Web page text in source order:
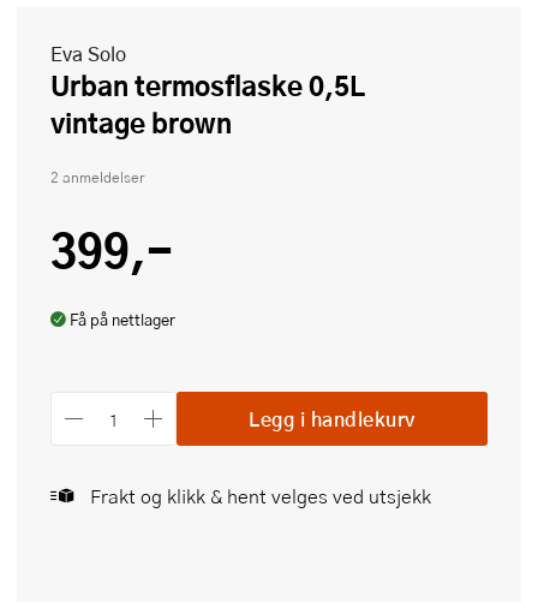
Eva Solo
Urban termosflaske 0,5L
vintage brown
2 anmeldelser
399,-
Få på nettlager
Legg i handlekurv
Frakt og klikk & hent velges ved utsjekk